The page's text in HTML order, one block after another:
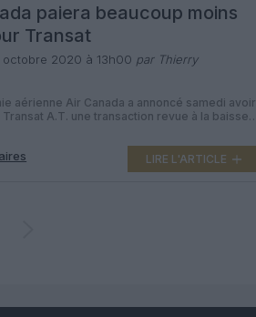
paiera beaucoup moins
Transat
octobre 2020 à 13h00 par Thierry
aérienne Air Canada a annoncé samedi avoir
A.T. une transaction revue à la baisse,
opérant sa rivale Air Transat. La « transaction
le 10 octobre 2020 par la compagnie
précise qu’elle fera l’acquisition de
LIRE L'ARTICLE